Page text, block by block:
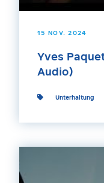
15 NOV. 2024
Yves
Audio)
Unterhaltung